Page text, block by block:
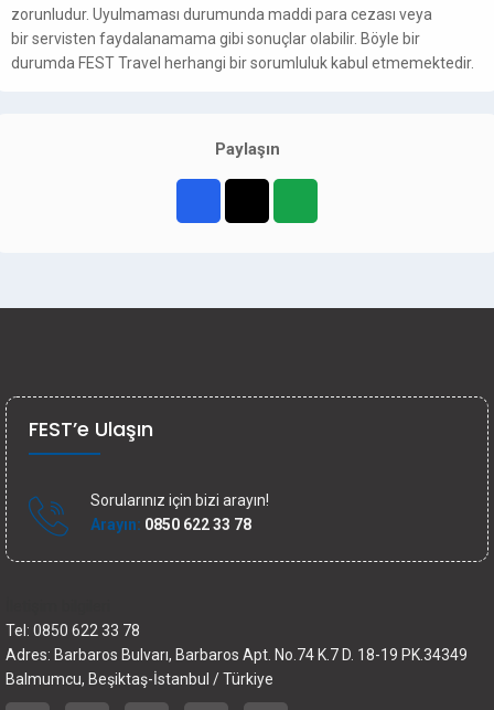
zorunludur. Uyulmaması durumunda maddi para cezası veya
bir servisten faydalanamama gibi sonuçlar olabilir. Böyle bir
durumda FEST Travel herhangi bir sorumluluk kabul etmemektedir.
Paylaşın
FEST’e Ulaşın
Sorularınız için bizi arayın!
Arayın: 0850 622 33 78
Tel: 0850 622 33 78
Adres: Barbaros Bulvarı, Barbaros Apt. No.74 K.7 D. 18-19 PK.34349
Balmumcu, Beşiktaş-İstanbul / Türkiye